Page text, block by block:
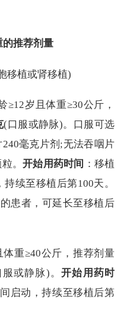
的推荐剂量
移植或肾移植)
≥12岁且体重≥30公斤，
(口服或静脉)。口服可选
毫克片剂;无法吞咽片
粒。开始用药时间 ：移植
续至移植后第100天。
患者，可延长至移植后
体重≥40公斤，推荐剂量
服或静脉)。开始用药时
启动，持续至移植后第